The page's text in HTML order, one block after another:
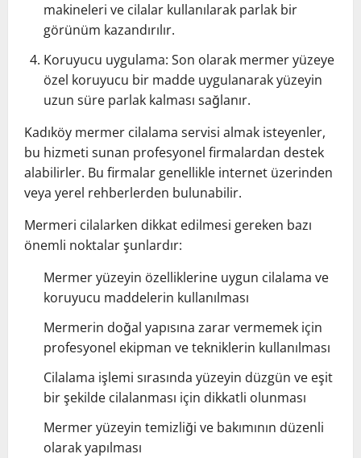
makineleri ve cilalar kullanılarak parlak bir
görünüm kazandırılır.
Koruyucu uygulama: Son olarak mermer yüzeye
özel koruyucu bir madde uygulanarak yüzeyin
uzun süre parlak kalması sağlanır.
Kadıköy mermer cilalama servisi almak isteyenler,
bu hizmeti sunan profesyonel firmalardan destek
alabilirler. Bu firmalar genellikle internet üzerinden
veya yerel rehberlerden bulunabilir.
Mermeri cilalarken dikkat edilmesi gereken bazı
önemli noktalar şunlardır:
Mermer yüzeyin özelliklerine uygun cilalama ve
koruyucu maddelerin kullanılması
Mermerin doğal yapısına zarar vermemek için
profesyonel ekipman ve tekniklerin kullanılması
Cilalama işlemi sırasında yüzeyin düzgün ve eşit
bir şekilde cilalanması için dikkatli olunması
Mermer yüzeyin temizliği ve bakımının düzenli
olarak yapılması